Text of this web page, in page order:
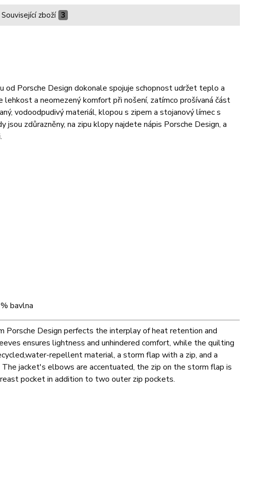
Související zboží 3
Porsche Design dokonale spojuje schopnost udržet teplo a
a neomezený komfort při nošení, zatímco prošívaná část
vodoodpudivý materiál, klopou s zipem a stojanový límec s
zdůrazněny, na zipu klopy najdete nápis Porsche Design, a
bavlna
Porsche Design perfects the interplay of heat retention and
ensures lightness and unhindered comfort, while the quilting
repellent material, a storm flap with a zip, and a
jacket's elbows are accentuated, the zip on the storm flap is
pocket in addition to two outer zip pockets.